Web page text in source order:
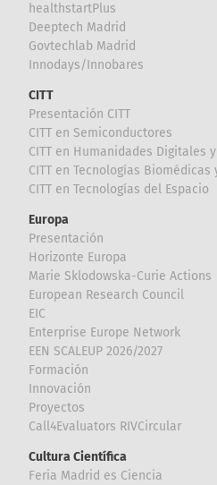
healthstartPlus
Deeptech Madrid
Govtechlab Madrid
Innodays/Innobares
CITT
Presentación CITT
CITT en Semiconductores
CITT en Humanidades Digitales
CITT en Tecnologías
CITT en Tecnologías del Espacio
Europa
Presentación
Horizonte Europa
Marie Sklodowska-Curie Actions
European Research Council
EIC
Enterprise Europe Network
EEN SCALEUP 2026/2027
Formación
Innovación
Proyectos
Call4Evaluators RIVCircular
Cultura Científica
Feria Madrid es Ciencia